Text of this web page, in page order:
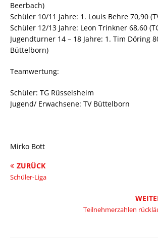
Beerbach)
Schüler 10/11 Jahre: 1. Louis Behre 70,90
Schüler 12/13 Jahre: Leon Trinkner 68,60
Jugendturner 14 – 18 Jahre: 1. Tim Döring
Büttelborn)
Teamwertung:
Schüler: TG Rüsselsheim
Jugend/ Erwachsene: TV Büttelborn
Mirko Bott
ZURÜCK
Schüler-Liga
Teilnehmerzahlen